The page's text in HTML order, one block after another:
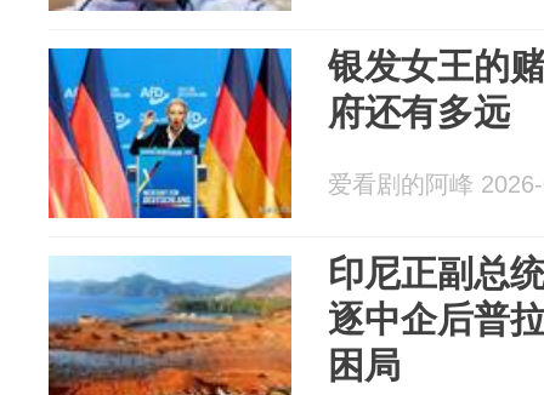
银发女王的
府还有多远
爱看剧的阿峰
印尼正副总
逐中企后普
困局